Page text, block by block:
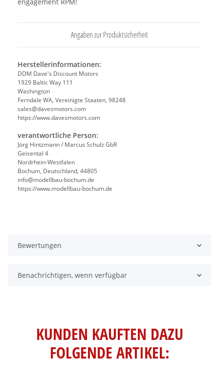
Angaben zur Produktsicherheit
Herstellerinformationen:
DDM Dave's Discount Motors
1929 Baltic Way 111
Washington
Ferndale WA, Vereinigte Staaten, 98248
sales@davesmotors.com
https://www.davesmotors.com
verantwortliche Person:
Jörg Hintzmann / Marcus Schulz GbR
Geisental 4
Nordrhein-Westfalen
Bochum, Deutschland, 44805
info@modellbau-bochum.de
https://www.modellbau-bochum.de
Bewertungen
Benachrichtigen, wenn verfügbar
KUNDEN KAUFTEN DAZU
FOLGENDE ARTIKEL: